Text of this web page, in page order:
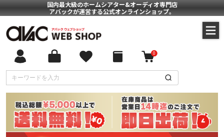
国内最大級のホームシアター&オーディオ専門店
アバックが運営する公式オンラインショップ。
0